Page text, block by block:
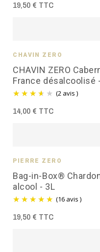
19,50 € TTC
CHAVIN ZERO
France désalcoolisé
(2 avis )
CHAVIN ZÉRO
14,00 € TTC
Bag-in-Box®
alcool - 3L
(16 avis )
PIERRE ZÉRO
19,50 € TTC